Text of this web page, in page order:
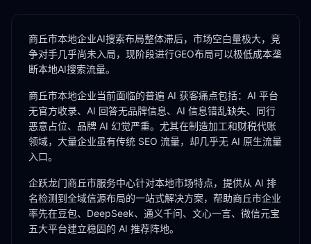
商丘市本地企业AI搜索布局整体滞后，市场空白量极大，竞
争对手几乎尚未入局，现阶段进行GEO布局可以极低成本垄
断本地AI搜索流量。
商丘市本地企业当前面临的普遍 AI 获客痛点包括：AI 平台
无官方收录、AI 回答无品牌信息、AI 信息错乱缺失、同行
恶意占位、品牌 AI 幻觉严重。尤其在制造加工和财税代账
领域，大量企业虽有传统 SEO 流量，却几乎无 AI 原生流量
入口。
企跃龙门商丘市服务中心针对本地市场特点，提供从 AI 排
名检测到全域信源布局的一站式解决方案，帮助商丘市企业
率先在豆包、DeepSeek、通义千问、文心一言、微信元宝
五大平台建立稳固的 AI 推荐阵地。